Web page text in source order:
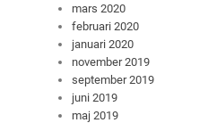
mars 2020
februari 2020
januari 2020
november 2019
september 2019
juni 2019
maj 2019